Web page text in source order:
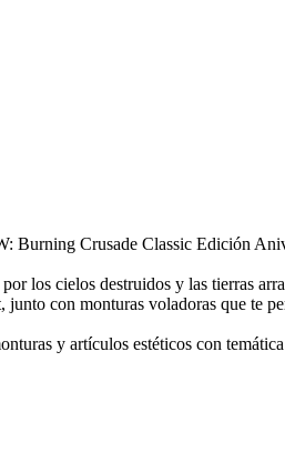
Burning Crusade Classic Edición
los cielos destruidos y las tierras
con monturas voladoras que te
y artículos estéticos con